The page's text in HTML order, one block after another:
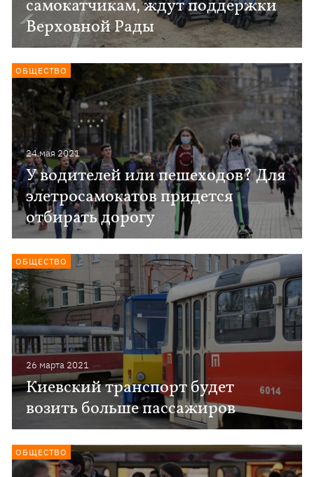
самокатчикам, ждут поддержки
Верховной Рады
24 мая 2021
У водителей или пешеходов? Для
элетросамокатов придется
отбирать дорогу
ОБЩЕСТВО
26 марта 2021
Киевский транспорт будет
возить больше пассажиров
ОБЩЕСТВО
ОБЩЕСТВО